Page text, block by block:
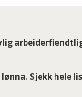
Sjekk hele